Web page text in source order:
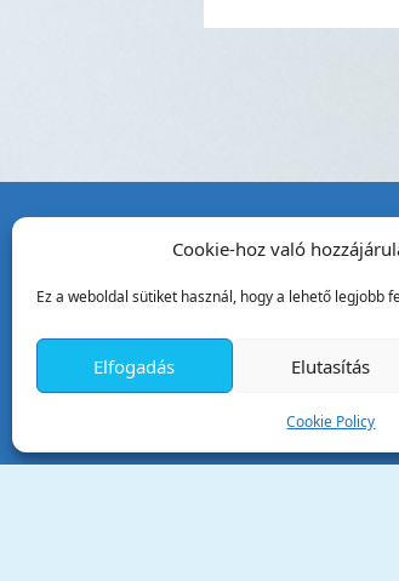
Cookie-hoz való
Ez a weboldal sütiket használ, hogy a lehető legjobb
Elfogadás Elutasítás
Cookie Policy
Tata Város
2890 Tata,
+36 34 / 587
Email: